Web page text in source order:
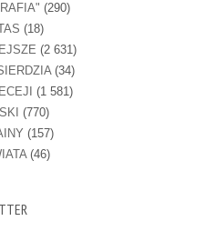
(290)
(18)
(2 631)
(34)
(1 581)
(770)
(157)
(46)